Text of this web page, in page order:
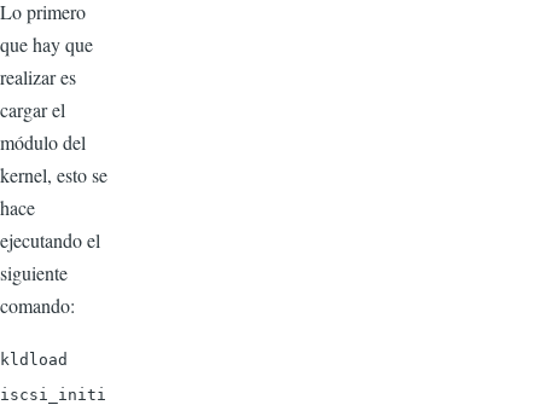
Lo primero
que hay que
realizar es
cargar el
módulo del
kernel, esto se
hace
ejecutando el
siguiente
comando:
kldload
iscsi_initi